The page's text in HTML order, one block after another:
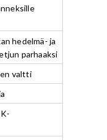
hedelmä- ja
parhaaksi
valtti